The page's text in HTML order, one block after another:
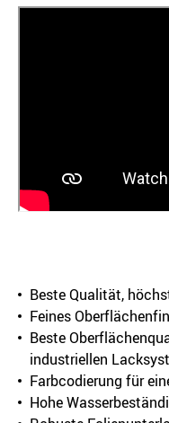
Beste Qualität,
Feines
Beste
industriellen
Farbcodierung für
Hohe